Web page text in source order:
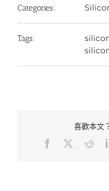
Categories:
Tags:
喜歡本文
Facebook